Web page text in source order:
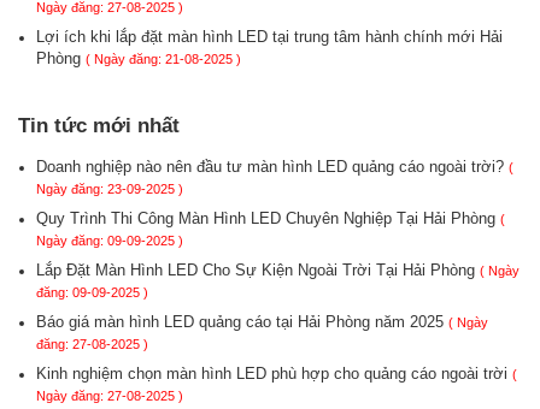
Ngày đăng: 27-08-2025 )
Lợi ích khi lắp đặt màn hình LED tại trung tâm hành chính mới Hải
Phòng ( Ngày đăng: 21-08-2025 )
Tin tức mới nhất
Doanh nghiệp nào nên đầu tư màn hình LED quảng cáo ngoài trời? (
Ngày đăng: 23-09-2025 )
Quy Trình Thi Công Màn Hình LED Chuyên Nghiệp Tại Hải Phòng (
Ngày đăng: 09-09-2025 )
Lắp Đặt Màn Hình LED Cho Sự Kiện Ngoài Trời Tại Hải Phòng ( Ngày
đăng: 09-09-2025 )
Báo giá màn hình LED quảng cáo tại Hải Phòng năm 2025 ( Ngày
đăng: 27-08-2025 )
Kinh nghiệm chọn màn hình LED phù hợp cho quảng cáo ngoài trời (
Ngày đăng: 27-08-2025 )